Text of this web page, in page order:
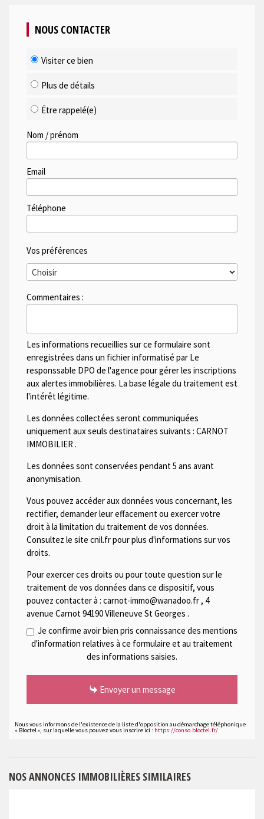
NOUS CONTACTER
Visiter ce bien
Plus de détails
Être rappelé(e)
Nom / prénom
Email
Téléphone
Vos préférences
Commentaires :
Les informations recueillies sur ce formulaire sont
enregistrées dans un fichier informatisé par Le
responssable DPO de l'agence pour gérer les inscriptions
aux alertes immobilières. La base légale du traitement est
l'intérêt légitime.
Les données collectées seront communiquées
uniquement aux seuls destinataires suivants : CARNOT
IMMOBILIER.
Les données sont conservées pendant 5 ans avant
anonymisation.
Vous pouvez accéder aux données vous concernant, les
rectifier, demander leur effacement ou exercer votre
droit à la limitation du traitement de vos données.
Consultez le site cnil.fr pour plus d'informations sur vos
droits.
Pour exercer ces droits ou pour toute question sur le
traitement de vos données dans ce dispositif, vous
pouvez contacter à : carnot-immo@wanadoo.fr, 4
avenue Carnot 94190 Villeneuve St Georges .
Je confirme avoir bien pris connaissance des mentions
d'information relatives à ce formulaire et au traitement
des informations saisies.
Envoyer un message
Nous vous informons de l'existence de la liste d'opposition au démarchage téléphonique
« Bloctel », sur laquelle vous pouvez vous inscrire ici : https://conso.bloctel.fr/
NOS ANNONCES IMMOBILIÈRES SIMILAIRES